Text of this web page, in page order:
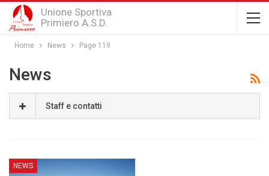
Unione Sportiva
Primiero A.S.D.
Home News Page 119
News
Staff e contatti
NEWS